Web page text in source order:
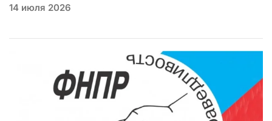
14 июля 2026